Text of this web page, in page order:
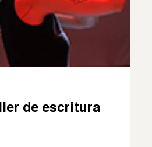
de escritura